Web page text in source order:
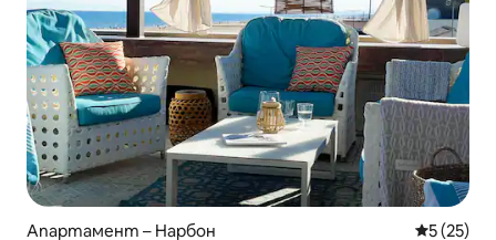
Апартамент – Нарбон Средна
5 (25)